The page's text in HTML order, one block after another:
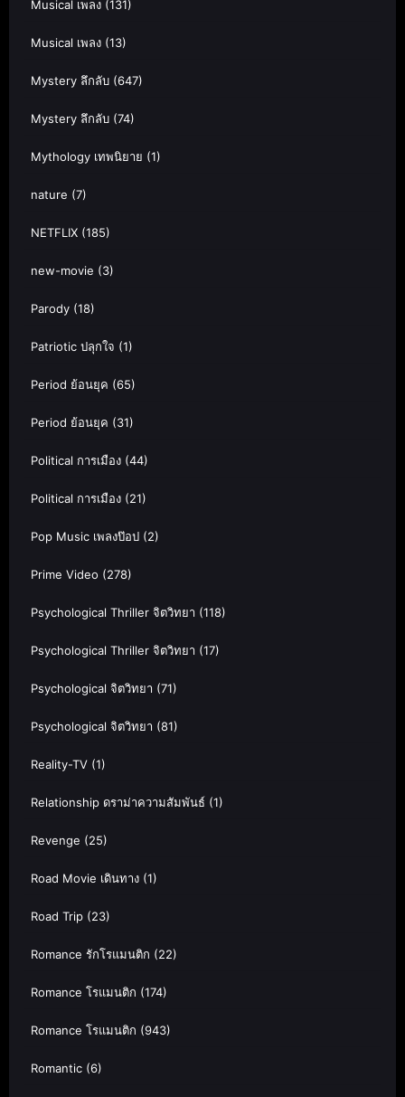
Musical เพลง (131)
Musical เพลง (13)
Mystery ลึกลับ (647)
Mystery ลึกลับ (74)
Mythology เทพนิยาย (1)
nature (7)
NETFLIX (185)
new-movie (3)
Parody (18)
Patriotic ปลุกใจ (1)
Period ย้อนยุค (65)
Period ย้อนยุค (31)
Political การเมือง (44)
Political การเมือง (21)
Pop Music เพลงป๊อป (2)
Prime Video (278)
Psychological Thriller จิตวิทยา (118)
Psychological Thriller จิตวิทยา (17)
Psychological จิตวิทยา (71)
Psychological จิตวิทยา (81)
Reality-TV (1)
Relationship ดราม่าความสัมพันธ์ (1)
Revenge (25)
Road Movie เดินทาง (1)
Road Trip (23)
Romance รักโรแมนติก (22)
Romance โรแมนติก (174)
Romance โรแมนติก (943)
Romantic (6)